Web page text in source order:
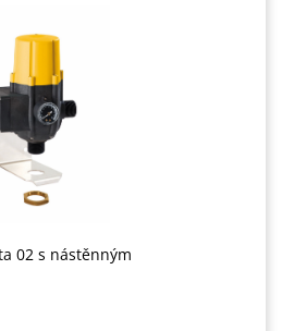
02 s nástěnným